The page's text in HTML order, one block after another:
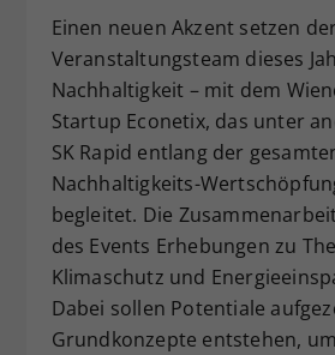
Einen neuen Akzent setzen
Veranstaltungsteam dieses
Nachhaltigkeit – mit dem
Startup Econetix, das unter
SK Rapid entlang der
Nachhaltigkeits-
begleitet. Die
des Events Erhebungen zu
Klimaschutz und
Dabei sollen Potentiale
Grundkonzepte entstehen,